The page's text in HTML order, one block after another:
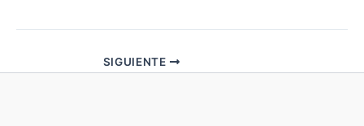
SIGUIENTE